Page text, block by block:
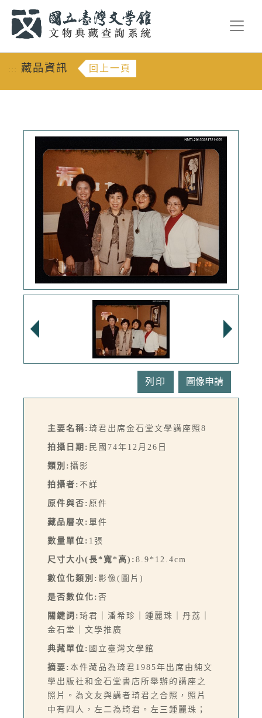
::: 藏品資訊 回上一頁
列印
主要名稱: 琦君出席金石堂文學講座照8
拍攝日期: 民國74年12月26日
類別: 攝影
拍攝者: 不詳
原件與否: 原件
藏品層次: 單件
數量單位: 1張
尺寸大小(長*寬*高): 8.9*12.4cm
數位化類別: 影像(圖片)
是否數位化: 否
關鍵詞: 琦君｜潘希珍｜鍾麗珠｜丹荔｜
金石堂｜文學推廣
典藏單位: 國立臺灣文學館
摘要: 本件藏品為琦君1985年出席由純文
學出版社和金石堂書店所舉辦的講座之
照片。為文友與講者琦君之合照，照片
中有四人，左二為琦君。左三鍾麗珠；